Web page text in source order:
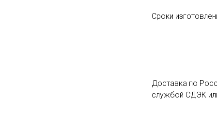
Сроки
Доставка по
службой СДЭК